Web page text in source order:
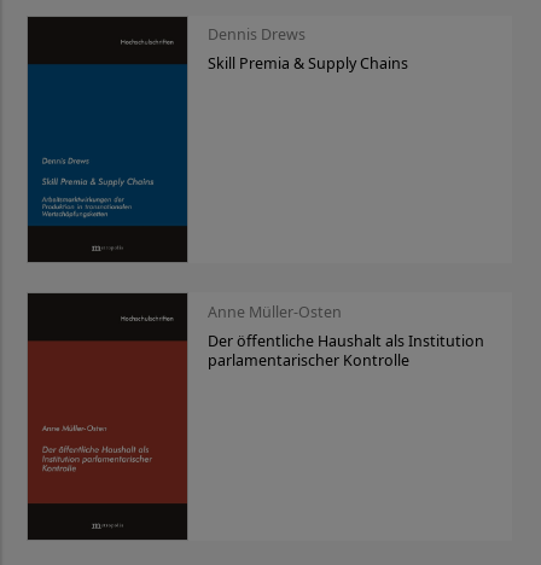
Dennis Drews
Skill Premia & Supply Chains
Anne Müller-Osten
Der öffentliche Haushalt als Institution
parlamentarischer Kontrolle